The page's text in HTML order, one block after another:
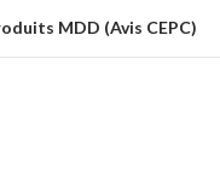
MDD (Avis CEPC)